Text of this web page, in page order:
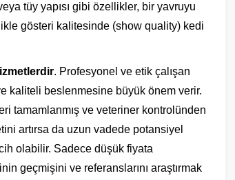
tüy yapısı gibi özellikler, bir yavruyu
gösteri kalitesinde (show quality) kedi
. Profesyonel ve etik çalışan
kaliteli beslenmesine büyük önem verir.
tamamlanmış ve veteriner kontrolünden
artırsa da uzun vadede potansiyel
olabilir. Sadece düşük fiyata
geçmişini ve referanslarını araştırmak